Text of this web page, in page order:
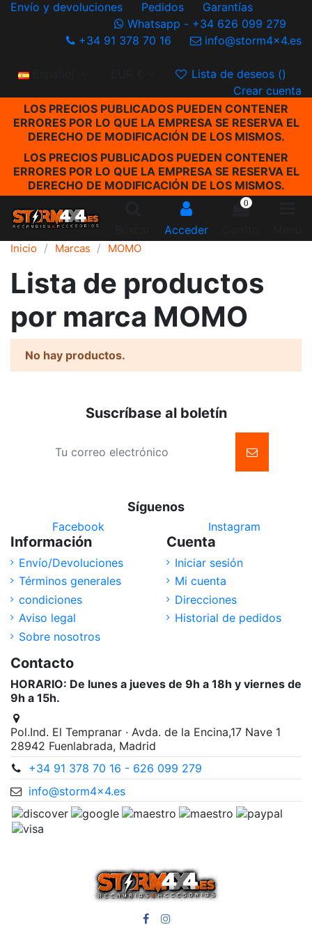
Envío y devoluciones Pedidos
Garantías
Whatsapp - +34 626 099 279
+34 91 378 70 16
info@storm4x4.es
Español Lista de deseos ()
Crear cuenta
LOS PRECIOS PUBLICADOS PUEDEN CONTENER
ERRORES POR LO QUE LA EMPRESA SE RESERVA EL
DERECHO DE MODIFICACIÓN DE LOS MISMOS.
LOS PRECIOS PUBLICADOS PUEDEN CONTENER
ERRORES POR LO QUE LA EMPRESA SE RESERVA EL
DERECHO DE MODIFICACIÓN DE LOS MISMOS.
Acceder
0
Inicio Marcas MOMO
Lista de productos
por marca MOMO
No hay productos.
Suscríbase al boletín
Síguenos
Facebook Instagram
Información
Envío/Devoluciones
Términos generales
condiciones
Aviso legal
Sobre nosotros
Cuenta
Iniciar sesión
Mi cuenta
Direcciones
Historial de pedidos
Contacto
HORARIO: De lunes a jueves de 9h a 18h y viernes de
9h a 15h.
Pol.Ind. El Tempranar · Avda. de la Encina,17 Nave 1
28942 Fuenlabrada, Madrid
+34 91 378 70 16 - 626 099 279
info@storm4x4.es